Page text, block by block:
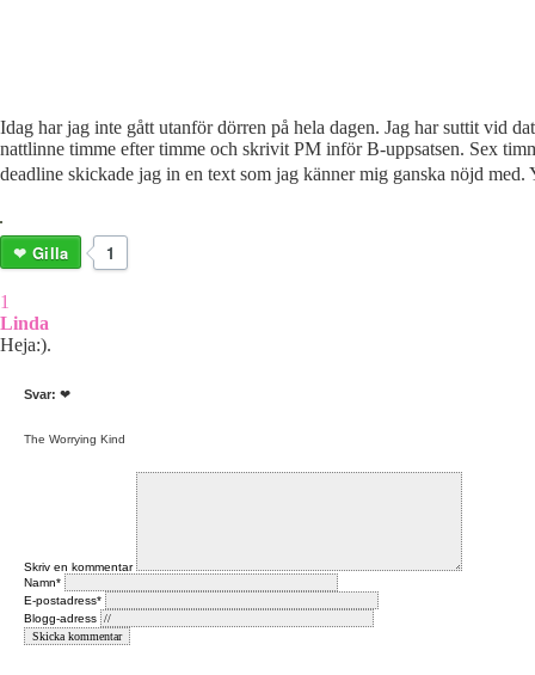
Idag har jag inte gått utanför dörren på hela dagen. Jag har suttit vid
nattlinne timme efter timme och skrivit PM inför B-uppsatsen. Sex
deadline skickade jag in en text som jag känner mig ganska nöjd med.
1
Gilla
1
Linda
Heja:).
Svar: ❤
The Worrying Kind
Skriv en kommentar
Namn*
E-postadress*
Blogg-adress